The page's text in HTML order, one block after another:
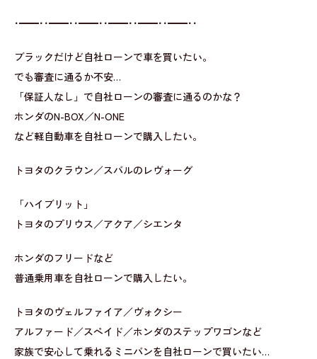
･━━･･━━･･━━･･━━･･━━･･━━･･
ブラックだけど自社ローンで車を買いたい。
でも審査に通るか不安…
「保証人なし」で自社ローンの審査に通るのかな？
ホンダのN-BOX／N-ONE
など軽自動車を自社ローンで購入したい。
トヨタのクラウン／スバルのレヴォーグ
「ハイブリット」
トヨタのプリウス／アクア／シエンタ
ホンダのフリードなど
普通乗用車を自社ローンで購入したい。
トヨタのヴェルファイア／ヴォクシー
アルファード／スペイド／ホンダのステップワゴンなど
家族で安心して乗れるミニバンを自社ローンで買いたい…